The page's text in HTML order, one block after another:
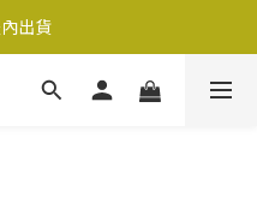
宅配990免運
出貨
宅配990免運